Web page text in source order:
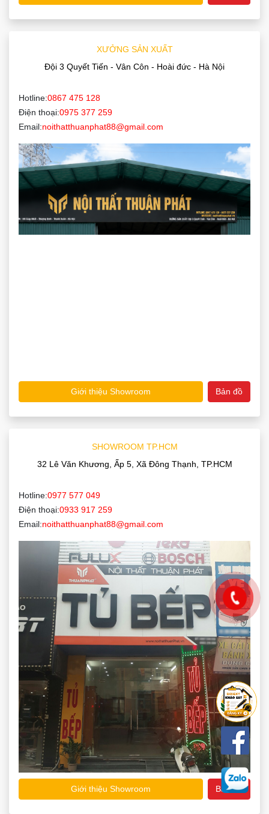
XƯỞNG SẢN XUẤT
Đội 3 Quyết Tiến - Vân Côn - Hoài đức - Hà Nội
Hotline:0867 475 128
Điện thoại:0975 377 259
Email:noithatthuanphat88@gmail.com
Giới thiệu Showroom Bản đồ
SHOWROOM TP.HCM
32 Lê Văn Khương, Ấp 5, Xã Đông Thạnh, TP.HCM
Hotline:0977 577 049
Điện thoại:0933 917 259
Email:noithatthuanphat88@gmail.com
Giới thiệu Showroom Bản đồ